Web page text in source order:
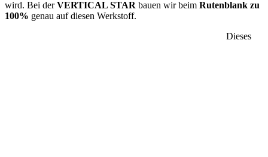
wird. Bei derVERTICAL STAR bauen wir beim Rutenblank zu
100% genau auf diesen Werkstoff.
Dieses